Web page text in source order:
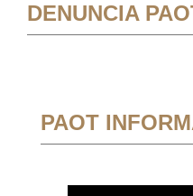
DENUNCIA
PAOT